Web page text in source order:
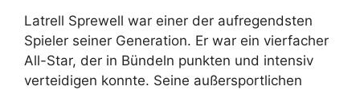
Latrell Sprewell war einer der aufregendsten
Spieler seiner Generation. Er war ein vierfacher
All-Star, der in Bündeln punkten und intensiv
verteidigen konnte. Seine außersportlichen